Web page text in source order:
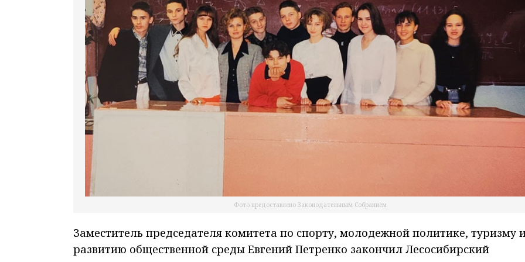
Фото предоставлено Законодательным Собранием
Заместитель председателя комитета по спорту, молодежной политике, туризму
развитию общественной среды Евгений Петренко закончил Лесосибирский